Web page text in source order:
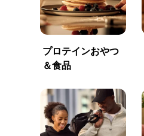
プロテインおやつ
＆食品